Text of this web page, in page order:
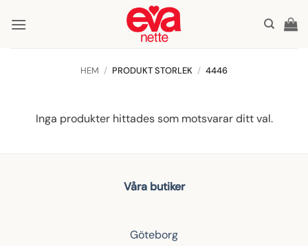
HEM / PRODUKT STORLEK / 4446
Inga produkter hittades som motsvarar ditt val.
Våra butiker
Göteborg